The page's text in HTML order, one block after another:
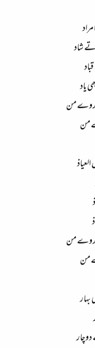
شاد​
یاد​
روے من​
من​
روے من​
من​